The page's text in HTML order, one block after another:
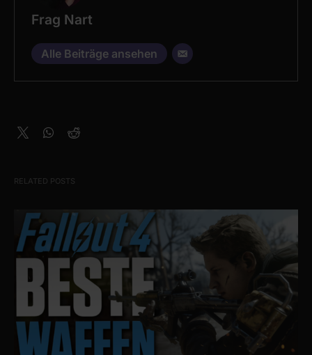
Frag Nart
Alle Beiträge ansehen
RELATED POSTS